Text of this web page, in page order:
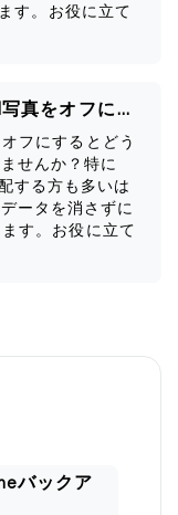
す。お役に立て
【iPhone】写真を消さずにiCloud写真をオフにする方法
フにするとどう
せんか？特に
する方も多いは
ータを消さずに
す。お役に立て
バックア